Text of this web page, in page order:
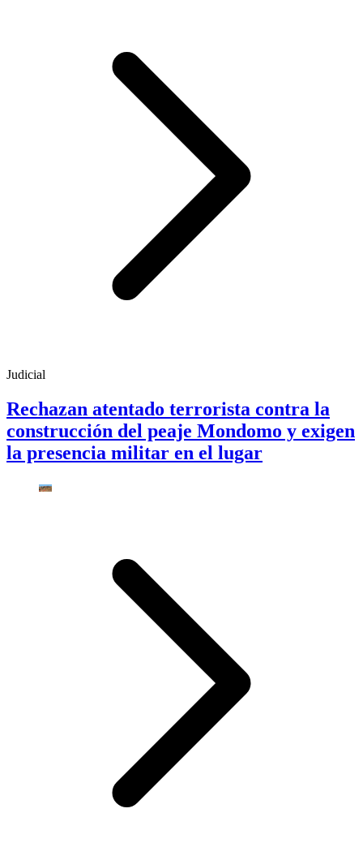
Judicial
Rechazan atentado terrorista contra la
construcción del peaje Mondomo y exigen
la presencia militar en el lugar